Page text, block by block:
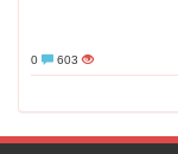
603